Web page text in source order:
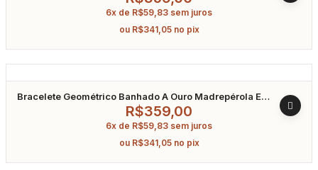
6x de R$59,83 sem juros
ou R$341,05 no pix
Bracelete Geométrico Banhado A Ouro Madrepérola E
R$359,00
6x de R$59,83 sem juros
ou R$341,05 no pix